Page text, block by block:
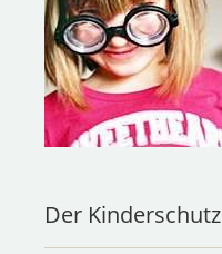
Der Kinderschutz